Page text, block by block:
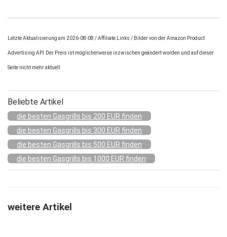
Letzte Aktualisierung am 2026-08-08 / Affiliate Links / Bilder von der Amazon Product
Advertising API Der Preis ist möglicherweise inzwischen geändert worden und auf dieser
Seite nicht mehr aktuell
Beliebte Artikel
die besten Gasgrills bis 200 EUR finden
die besten Gasgrills bis 300 EUR finden
die besten Gasgrills bis 500 EUR finden
die besten Gasgrills bis 1000 EUR finden
weitere Artikel